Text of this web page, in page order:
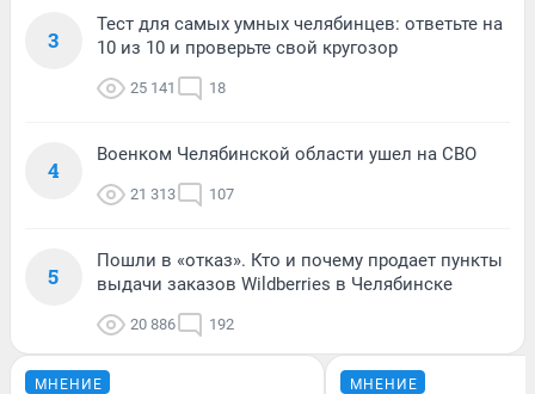
3
Тест для самых умных челябинцев: ответьте на
10 из 10 и проверьте свой кругозор
25 141 18
4
Военком Челябинской области ушел на СВО
21 313 107
5
Пошли в «отказ». Кто и почему продает пункты
выдачи заказов Wildberries в Челябинске
20 886 192
МНЕНИЕ МНЕНИЕ